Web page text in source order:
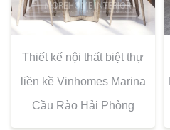
Thiết kế nội thất biệt thự
liền kề Vinhomes Marina
Cầu Rào Hải Phòng